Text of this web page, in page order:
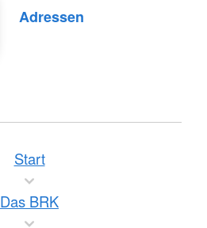
Adressen
Start
Das BRK